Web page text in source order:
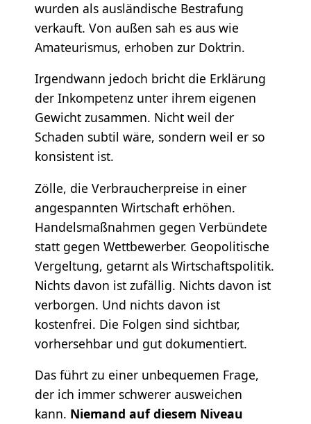
wurden als ausländische Bestrafung
verkauft. Von außen sah es aus wie
Amateurismus, erhoben zur Doktrin.
Irgendwann jedoch bricht die Erklärung
der Inkompetenz unter ihrem eigenen
Gewicht zusammen. Nicht weil der
Schaden subtil wäre, sondern weil er so
konsistent ist.
Zölle, die Verbraucherpreise in einer
angespannten Wirtschaft erhöhen.
Handelsmaßnahmen gegen Verbündete
statt gegen Wettbewerber. Geopolitische
Vergeltung, getarnt als Wirtschaftspolitik.
Nichts davon ist zufällig. Nichts davon ist
verborgen. Und nichts davon ist
kostenfrei. Die Folgen sind sichtbar,
vorhersehbar und gut dokumentiert.
Das führt zu einer unbequemen Frage,
der ich immer schwerer ausweichen
kann. Niemand auf diesem Niveau